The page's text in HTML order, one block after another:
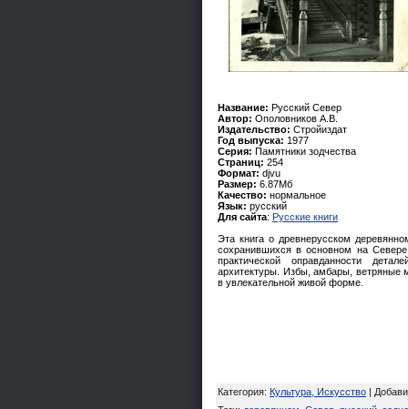
Название: Русский Север
Автор: Ополовников А.В.
Издательство: Стройиздат
Год выпуска: 1977
Серия: Памятники зодчества
Страниц: 254
Формат: djvu
Размер: 6.87Мб
Качество: нормальное
Язык: русский
Для сайта: Русские книги
Эта книга о древнерусском
сохранившихся в основном на
практической оправданности
архитектуры. Избы, амбары, ветряные
в увлекательной живой форме.
Категория: Культура, Искусство |